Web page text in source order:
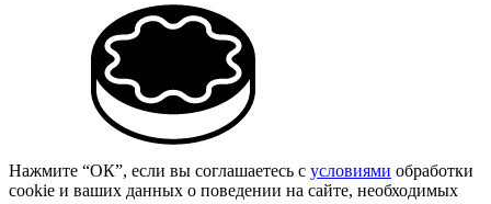
Нажмите “ОК”, если вы соглашаетесь с условиями обработки
cookie и ваших данных о поведении на сайте, необходимых